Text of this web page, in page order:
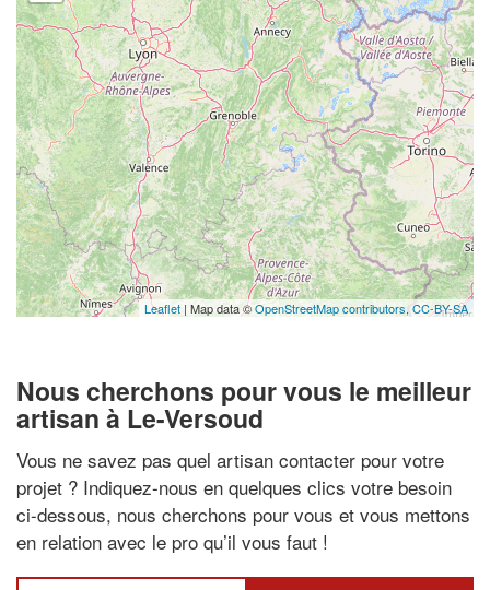
Leaflet | Map data ©OpenStreetMap contributors, CC-BY-SA
Nous cherchons pour vous le meilleur
artisan à Le-Versoud
Vous ne savez pas quel artisan contacter pour votre
projet ? Indiquez-nous en quelques clics votre besoin
ci-dessous, nous cherchons pour vous et vous mettons
en relation avec le pro qu’il vous faut !